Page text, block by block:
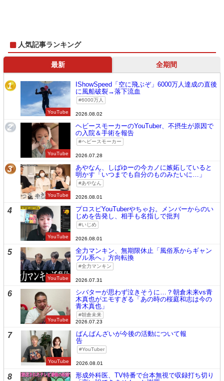
人気記事ランキング
最新 全期間
1
YouTube
IShowSpeed「空に飛ぶぞ」6000万人達成の直後
に風船破裂→落下流血
6000万人
2026.08.02
2
YouTube
ヘビースモーカーのYouTuber、不摂生が原因で
の入院＆手術を報告
ヘビースモーカー
2026.07.28
3
YouTube
あやなん、しばゆーの今カノに嫉妬していると
明かす「いつまでも自分のものみたいに…」
あやなん
2026.08.01
4
YouTube
プロスピYouTuberやちゃお。メンバーからのい
じめを告発し、相手も名指しで批判
いじめ
2026.08.01
5
YouTube
全力マンキン、無期限休止「風俗系からギャン
ブル系へ」方向転換
全力マンキン
2026.07.31
6
YouTube
シバターが思わず泣きそうに…？朝倉未来vs青
木真也がエモすぎる「あの時の桜庭和志は今の
青木真也」
朝倉未来
2026.07.23
7
YouTube
ばんばんざいが今後の活動について報
告
YouTuber
2026.08.01
8
形成外科医、TV特番で台本無視で収録打ち切り